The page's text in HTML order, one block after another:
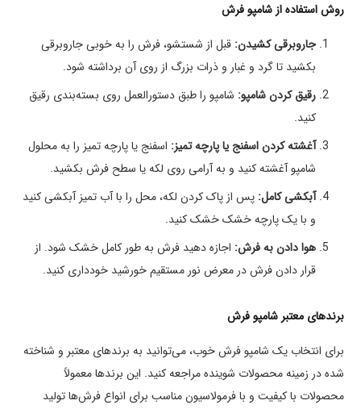
روش استفاده از شامپو فرش
جاروبرقی کشیدن: قبل از شستشو، فرش را به خوبی جاروبرقی
بکشید تا گرد و غبار و ذرات بزرگ از روی آن برداشته شود.
رقیق کردن شامپو: شامپو را طبق دستورالعمل روی بسته‌بندی رقیق
کنید.
آغشته کردن اسفنج یا پارچه تمیز: اسفنج یا پارچه تمیز را به محلول
شامپو آغشته کنید و به آرامی روی لکه یا سطح فرش بکشید.
آبکشی کامل: پس از پاک کردن لکه، محل را با آب تمیز آبکشی کنید
و با یک پارچه خشک خشک کنید.
هوا دادن به فرش: اجازه دهید فرش به طور کامل خشک شود. از
قرار دادن فرش در معرض نور مستقیم خورشید خودداری کنید.
برندهای معتبر شامپو فرش
برای انتخاب یک شامپو فرش خوب، می‌توانید به برندهای معتبر و شناخته
شده در زمینه محصولات شوینده مراجعه کنید. این برندها معمولاً
محصولات با کیفیت و با فرمولاسیون مناسب برای انواع فرش‌ها تولید